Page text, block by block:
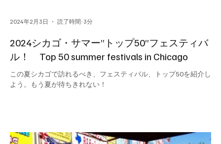
2024シカゴ・サマー”トップ50”フェスティバ
ル！ Top 50 summer festivals in Chicago
この夏シカゴで訪れるべき、フェスティバル、トップ50を紹介し
よう。もう夏が待ちきれない！
2024年2月3日 読了時間: 3分